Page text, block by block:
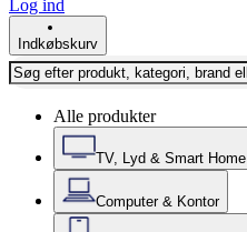
Log ind
Indkøbskurv
Alle produkter
TV, Lyd & Smart Home
Computer & Kontor